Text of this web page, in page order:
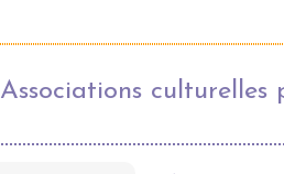
Associations culturelles